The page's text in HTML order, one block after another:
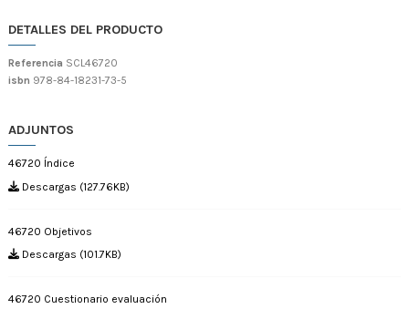
DETALLES DEL PRODUCTO
Referencia SCL46720
isbn 978-84-18231-73-5
ADJUNTOS
46720 Índice
Descargas (127.76KB)
46720 Objetivos
Descargas (101.7KB)
46720 Cuestionario evaluación